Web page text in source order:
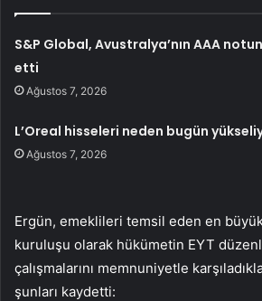
S&P Global, Avustralya’nın AAA
etti
Ağustos 7, 2026
L’Oreal hisseleri neden bugün
Ağustos 7, 2026
Ergün, emeklileri temsil eden en
kuruluşu olarak hükümetin EYT
çalışmalarını memnuniyetle
şunları kaydetti: